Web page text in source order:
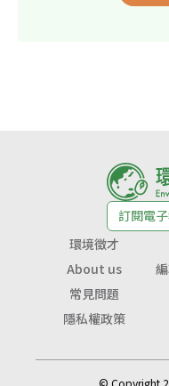
訂閱電
環境徵才
About us
常見問題
隱私權政策
© Copyright